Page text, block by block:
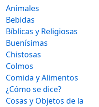
Animales
Bebidas
Bíblicas y Religiosas
Buenísimas
Chistosas
Colmos
Comida y Alimentos
¿Cómo se dice?
Cosas y Objetos de la